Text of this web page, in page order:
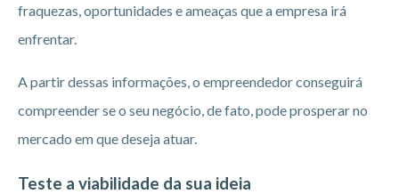
fraquezas, oportunidades e ameaças que a empresa irá
enfrentar.
A partir dessas informações, o empreendedor conseguirá
compreender se o seu negócio, de fato, pode prosperar no
mercado em que deseja atuar.
Teste a viabilidade da sua ideia